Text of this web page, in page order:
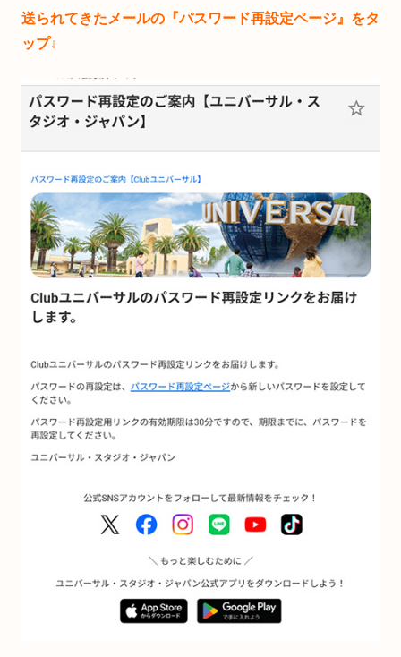
送られてきたメールの『パスワード再設定ページ』をタ
ップ↓